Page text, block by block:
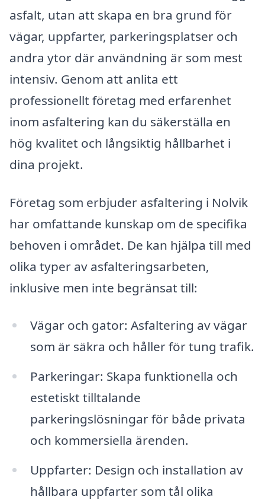
asfalt, utan att skapa en bra grund för
vägar, uppfarter, parkeringsplatser och
andra ytor där användning är som mest
intensiv. Genom att anlita ett
professionellt företag med erfarenhet
inom asfaltering kan du säkerställa en
hög kvalitet och långsiktig hållbarhet i
dina projekt.
Företag som erbjuder asfaltering i Nolvik
har omfattande kunskap om de specifika
behoven i området. De kan hjälpa till med
olika typer av asfalteringsarbeten,
inklusive men inte begränsat till:
Vägar och gator: Asfaltering av vägar
som är säkra och håller för tung trafik.
Parkeringar: Skapa funktionella och
estetiskt tilltalande
parkeringslösningar för både privata
och kommersiella ärenden.
Uppfarter: Design och installation av
hållbara uppfarter som tål olika